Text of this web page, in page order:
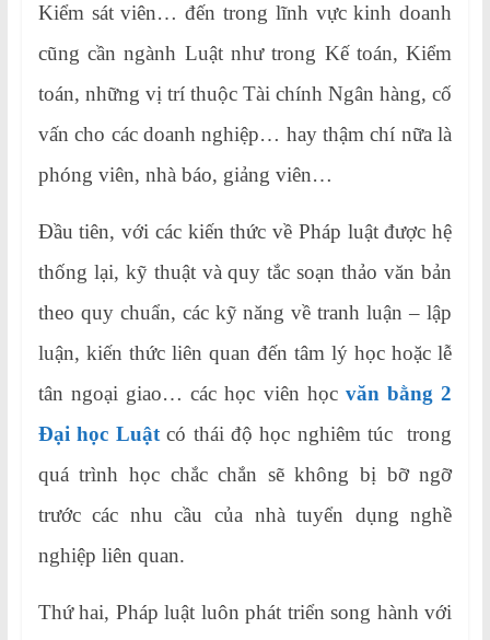
Kiểm sát viên… đến trong lĩnh vực kinh doanh
cũng cần ngành Luật như trong Kế toán, Kiểm
toán, những vị trí thuộc Tài chính Ngân hàng, cố
vấn cho các doanh nghiệp… hay thậm chí nữa là
phóng viên, nhà báo, giảng viên…
Đầu tiên, với các kiến thức về Pháp luật được hệ
thống lại, kỹ thuật và quy tắc soạn thảo văn bản
theo quy chuẩn, các kỹ năng về tranh luận – lập
luận, kiến thức liên quan đến tâm lý học hoặc lễ
tân ngoại giao… các học viên học văn bằng 2
Đại học Luậtcó thái độ học nghiêm túc trong
quá trình học chắc chắn sẽ không bị bỡ ngỡ
trước các nhu cầu của nhà tuyển dụng nghề
nghiệp liên quan.
Thứ hai, Pháp luật luôn phát triển song hành với